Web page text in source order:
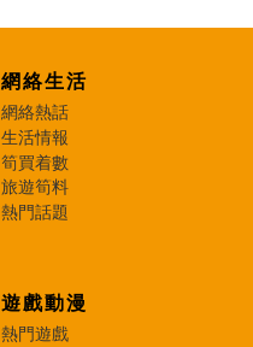
網絡生活
網絡熱話
生活情報
筍買着數
旅遊筍料
熱門話題
遊戲動漫
熱門遊戲